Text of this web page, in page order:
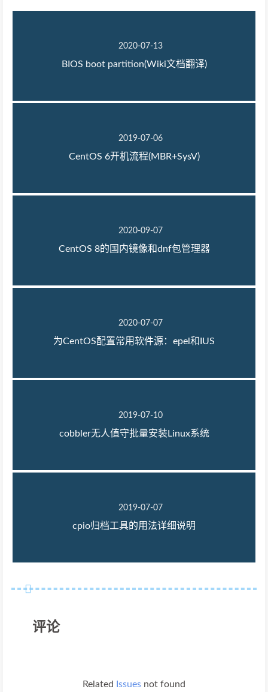
2020-07-13
BIOS boot partition(Wiki文档翻译)
2019-07-06
CentOS 6开机流程(MBR+SysV)
2020-09-07
CentOS 8的国内镜像和dnf包管理器
2020-07-07
为CentOS配置常用软件源：epel和IUS
2019-07-10
cobbler无人值守批量安装Linux系统
2019-07-07
cpio归档工具的用法详细说明
评论
Related Issues not found